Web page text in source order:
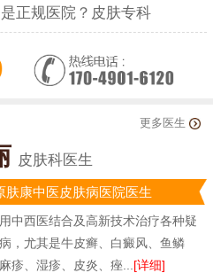
正规医院？皮肤专科
更多医生
皮肤科医生
肤康中医皮肤病医院医生
中西医结合及高新技术治疗各种疑
，尤其是牛皮癣、白癜风、鱼鳞
疹、湿疹、皮炎、痤... [详细]